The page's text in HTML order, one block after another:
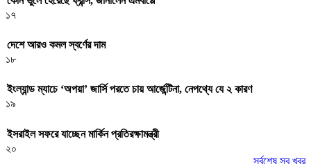
১৭
দেশে আরও কমল স্বর্ণের দাম
১৮
ইংল্যান্ড ম্যাচে ‘অপয়া’ জার্সি পরতে চায় আর্জেন্টিনা, নেপথ্যে যে ২ কারণ
১৯
ইসরাইল সফরে যাচ্ছেন মার্কিন প্রতিরক্ষামন্ত্রী
২০
সর্বশেষ সব খবর